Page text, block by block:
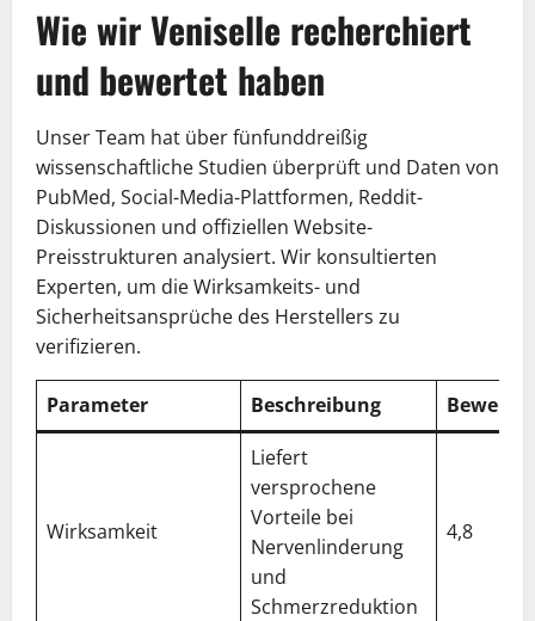
Wie wir Veniselle recherchiert
und bewertet haben
Unser Team hat über fünfunddreißig
wissenschaftliche Studien überprüft und Daten von
PubMed, Social-Media-Plattformen, Reddit-
Diskussionen und offiziellen Website-
Preisstrukturen analysiert. Wir konsultierten
Experten, um die Wirksamkeits- und
Sicherheitsansprüche des Herstellers zu
verifizieren.
Parameter Beschreibung
Wirksamkeit
Liefert
versprochene
Vorteile bei
Nervenlinderung
und
Schmerzreduktion
4,8